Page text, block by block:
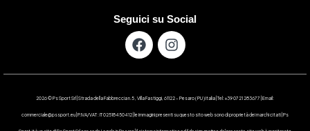
Seguici su Social
2026 © Ps Sport Srl | Strada della Fabbreccia n.5 , Villa Fastiggi, 61122 – Pesaro ( PU ) Italia | Tel: +39 0721 283677 | Email:
commerciale@pssport.eu | P.IVA/VAT : IT 02518450412 | le immagini presenti su questo sito web sono di proprietà dei marchi citati | Ps